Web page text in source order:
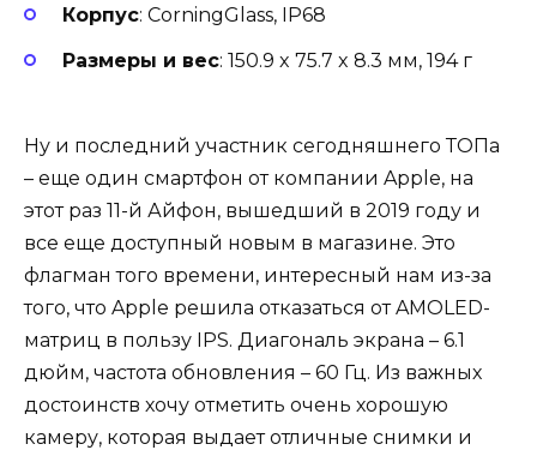
Корпус: CorningGlass, IP68
Размеры и вес: 150.9 x 75.7 x 8.3 мм, 194 г
Ну и последний участник сегодняшнего ТОПа
– еще один смартфон от компании Apple, на
этот раз 11-й Айфон, вышедший в 2019 году и
все еще доступный новым в магазине. Это
флагман того времени, интересный нам из-за
того, что Apple решила отказаться от AMOLED-
матриц в пользу IPS. Диагональ экрана – 6.1
дюйм, частота обновления – 60 Гц. Из важных
достоинств хочу отметить очень хорошую
камеру, которая выдает отличные снимки и